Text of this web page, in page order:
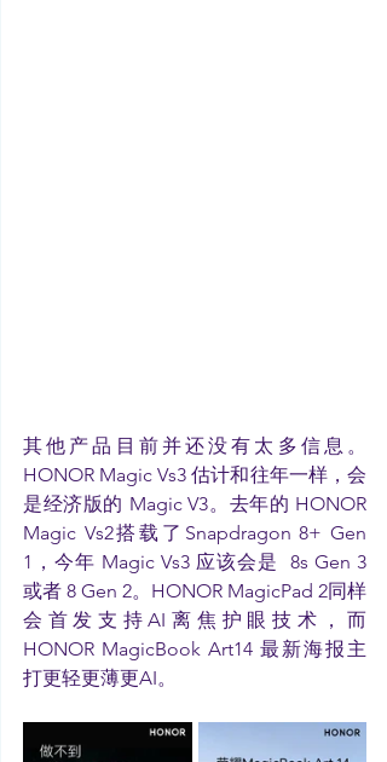
其他产品目前并还没有太多信息。
HONOR Magic Vs3 估计和往年一样，会
是经济版的 Magic V3。去年的 HONOR
Magic Vs2搭载了Snapdragon 8+ Gen
1，今年 Magic Vs3 应该会是  8s Gen 3
或者 8 Gen 2。HONOR MagicPad 2同样
会首发支持AI离焦护眼技术，而
HONOR MagicBook Art14 最新海报主
打更轻更薄更AI。